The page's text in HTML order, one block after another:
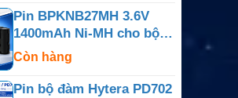
Pin BPKNB27MH 3.6V
1400mAh Ni-MH cho bộ
đàm Kenwood TK-3130,
Còn hàng
Pin bộ đàm Hytera PD702